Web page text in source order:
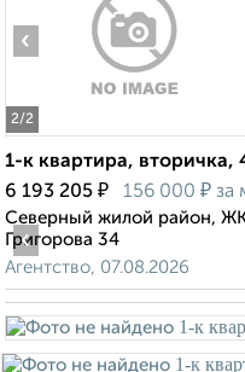
2/2
‹
1-к квартира, вторичка,
6 193 205 ₽ 156 000 ₽ за
Северный жилой район,
Григорова 34
Агентство, 07.08.2026
‹